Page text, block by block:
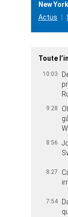
New
Actus
Toute
10:03
9:28
8:56
8:27
7:54